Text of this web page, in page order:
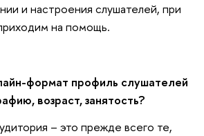
и настроения слушателей, при
на помощь.
формат профиль слушателей
возраст, занятость?
– это прежде всего те,